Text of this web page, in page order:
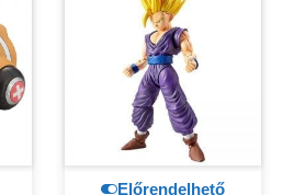
Előrendelhető